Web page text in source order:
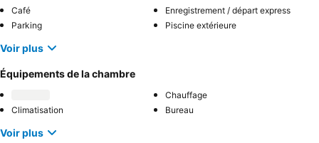
Café
Enregistrement / départ express
Parking
Piscine extérieure
Voir plus
Équipements de la chambre
Chauffage
Climatisation
Bureau
Voir plus